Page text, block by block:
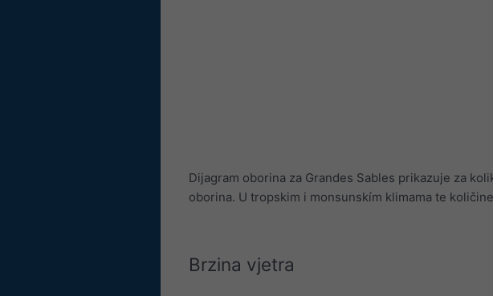
Dijagram oborina za Grandes Sables prikazuje za
oborina. U tropskim i monsunskím klimama te
Brzina vjetra